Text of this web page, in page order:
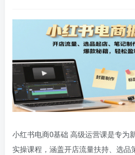
小红书电商0基础 高级运营课是专为
实操课程，涵盖开店流量扶持、选品